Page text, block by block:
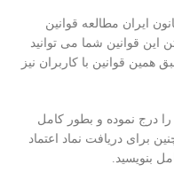
ایران مطالعه قوانین
قوانین شما می توانید
قوانین با کاربران نیز
درج نموده و بطور کامل
برای دریافت نماد اعتماد
بنویسید.